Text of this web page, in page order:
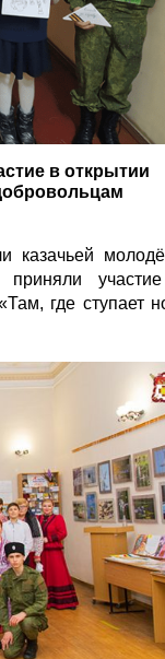
в открытии
казачьей
приняли
где ступает